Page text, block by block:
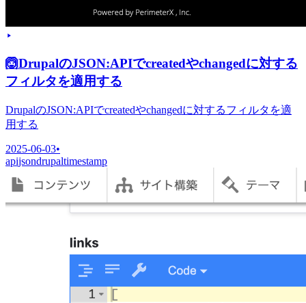
🙆DrupalのJSON:APIでcreatedやchangedに対する
フィルタを適用する
DrupalのJSON:APIでcreatedやchangedに対するフィルタを適
用する
2025-06-03•
apijsondrupaltimestamp